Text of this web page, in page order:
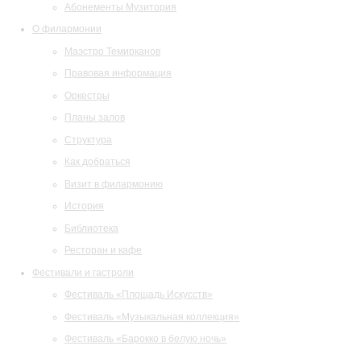
Абонементы Музитория
О филармонии
Маэстро Темирканов
Правовая информация
Оркестры
Планы залов
Структура
Как добраться
Визит в филармонию
История
Библиотека
Ресторан и кафе
Фестивали и гастроли
Фестиваль «Площадь Искусств»
Фестиваль «Музыкальная коллекция»
Фестиваль «Барокко в белую ночь»